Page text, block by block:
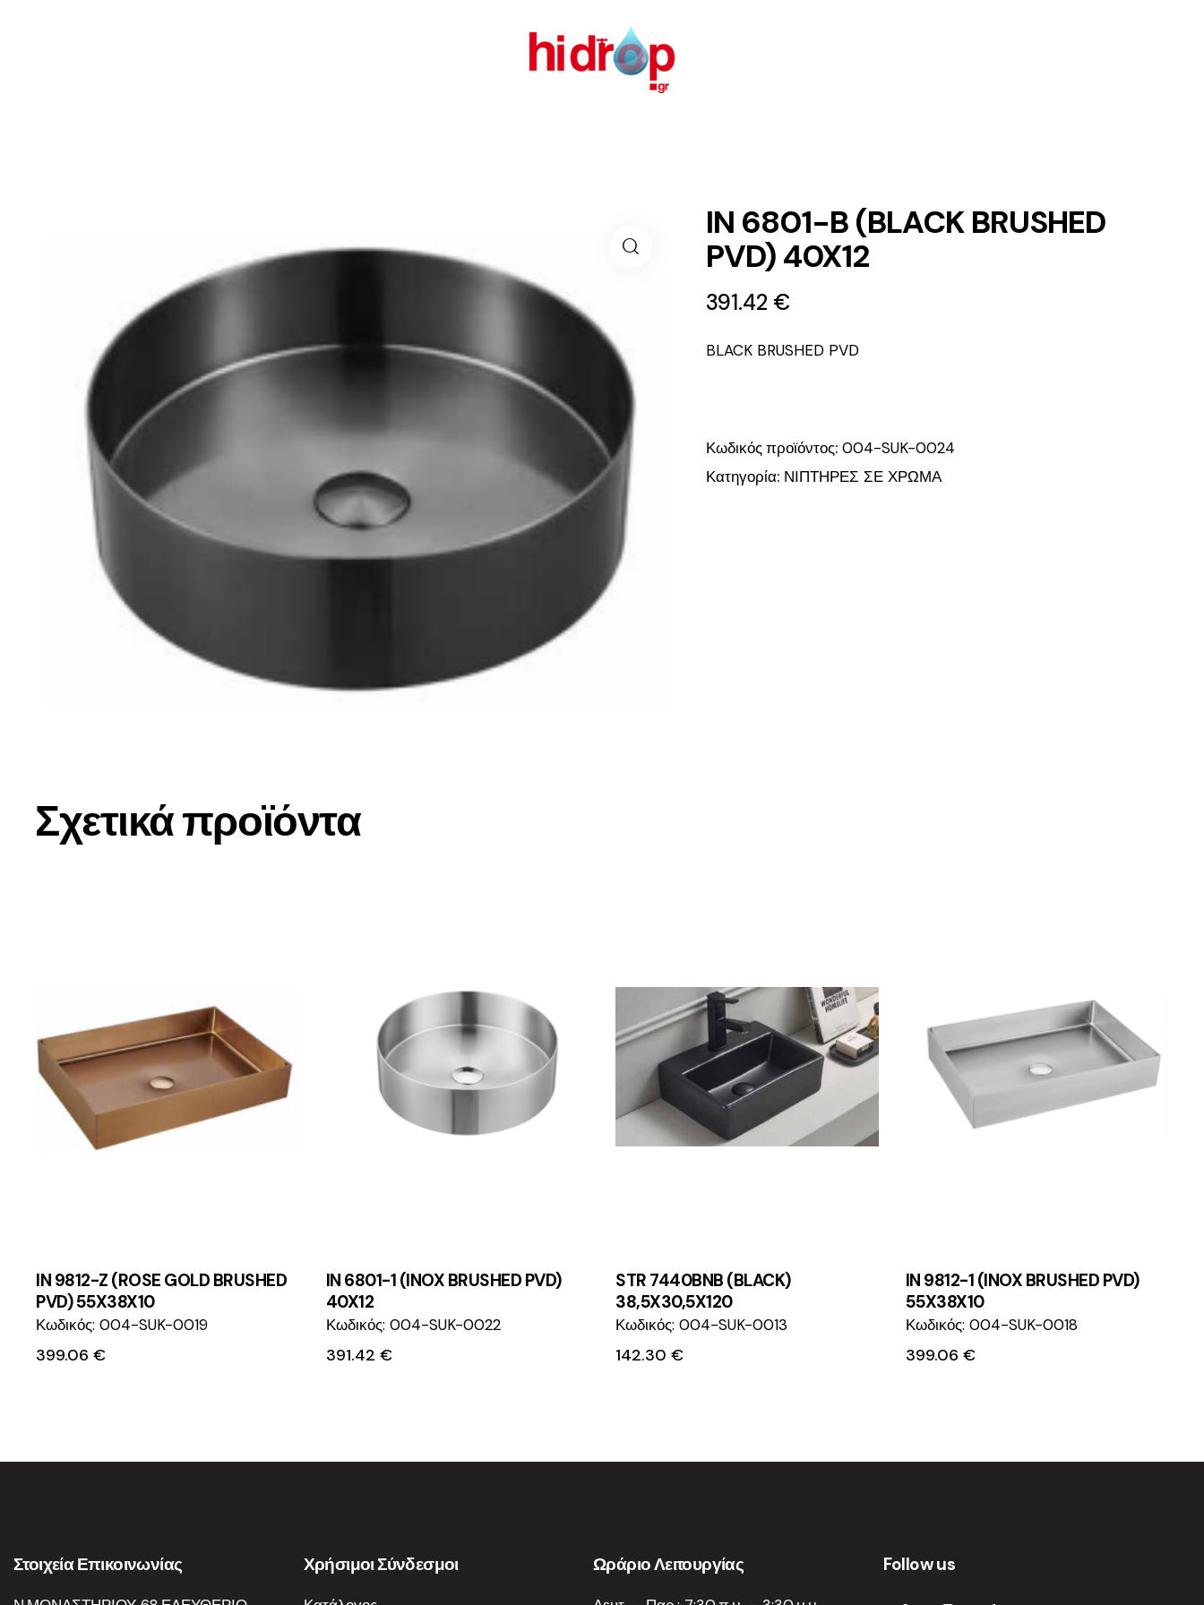
IN 6801-B (BLACK BRUSHED
PVD) 40X12
391.42 €
BLACK BRUSHED PVD
Κωδικός προϊόντος: 004-SUK-0024
Κατηγορία: ΝΙΠΤΗΡΕΣ ΣΕ ΧΡΩΜΑ
Σχετικά προϊόντα
IN 9812-Z (ROSE GOLD BRUSHED
PVD) 55X38X10
Κωδικός: 004-SUK-0019
399.06 €
IN 6801-1 (INOX BRUSHED PVD)
40X12
Κωδικός: 004-SUK-0022
391.42 €
STR 7440BNB (BLACK)
38,5X30,5X120
Κωδικός: 004-SUK-0013
142.30 €
IN 9812-1 (INOX BRUSHED PVD)
55X38X10
Κωδικός: 004-SUK-0018
399.06 €
Στοιχεία Επικοινωνίας Χρήσιμοι Σύνδεσμοι Ωράριο Λειτουργίας Follow us